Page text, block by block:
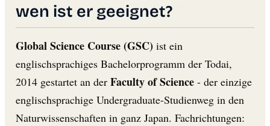
wen ist er geeignet?
Global Science Course (GSC) ist ein
englischsprachiges Bachelorprogramm der Todai,
2014 gestartet an der Faculty of Science - der einzige
englischsprachige Undergraduate-Studienweg in den
Naturwissenschaften in ganz Japan. Fachrichtungen: